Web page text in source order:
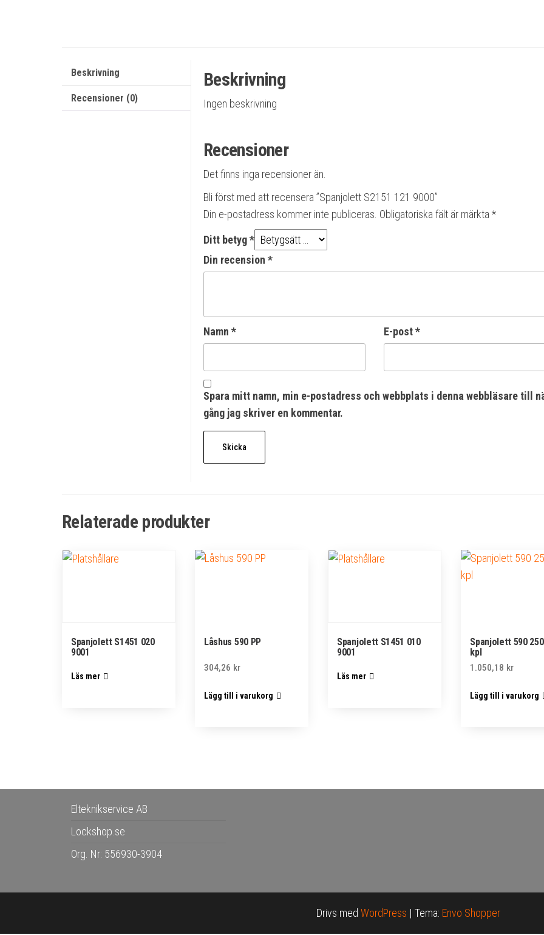
Beskrivning
Recensioner (0)
Beskrivning
Ingen beskrivning
Recensioner
Det finns inga recensioner än.
Bli först med att recensera ”Spanjolett S2151 121 9000”
Din e-postadress kommer inte publiceras. Obligatoriska fält är märkta *
Ditt betyg*
Din recension *
Namn * E-post*
Spara mitt namn, min e-postadress och webbplats i denna webbläsare till
gång jag skriver en kommentar.
Relaterade produkter
Spanjolett S1451 020
9001
Läs mer
Låshus 590 PP
304,26 kr
Lägg till i varukorg
Spanjolett S1451 010
9001
Läs mer
Spanjolett 590
kpl
1.050,18 kr
Lägg till i varukorg
Elteknikservice AB
Lockshop.se
Org. Nr: 556930-3904
Drivs med WordPress | Tema: Envo Shopper